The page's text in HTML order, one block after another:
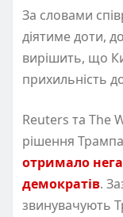
За словами
діятиме доти,
вирішить, що
прихильність
Reuters та The
рішення
отримало
демократів.
звинувачують